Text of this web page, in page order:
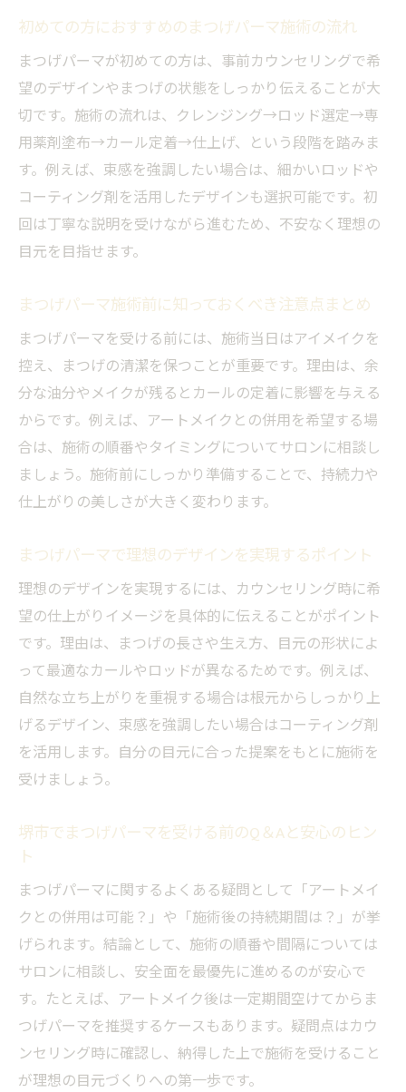
い安全性
な併用法
まつげパーマ後にアートを受ける最適なタ
イミング
施術後のケアでまつげパーマのリスクを最
小限に
アート施術とまつげパーマの注意点と体験
談紹介
心得
堺市で叶えるまつげパーマの選び方
まつげパーマ初心者必見のサロン選びのチ
ェックポイント
堺市で安くて評判の良いまつげパーマサロ
ンの特徴
自分に合うまつげパーマを選ぶための比較
ポイント
める方法
堺市のまつげパーマ事情と最新トレンドを
紹介
まつげパーマで後悔しないための事前リサ
ーチ法
まつ毛パーマとパリジェンヌの違いとは
まつげパーマとパリジェンヌの仕上がりを
徹底比較
ている？
違いを解説
自分の目元に合う施術はまつげパーマorパ
リジェンヌ？
まつげパーマとパリジェンヌのメリット・
デメリット
堺市で受けられるまつげパーマとパリジェ
ンヌの選び方
初めての方におすすめのまつげパーマ施術の流れ
まつげパーマが初めての方は、事前カウンセリングで希
望のデザインやまつげの状態をしっかり伝えることが大
切です。施術の流れは、クレンジング→ロッド選定→専
用薬剤塗布→カール定着→仕上げ、という段階を踏みま
す。例えば、束感を強調したい場合は、細かいロッドや
コーティング剤を活用したデザインも選択可能です。初
回は丁寧な説明を受けながら進むため、不安なく理想の
目元を目指せます。
まつげパーマ施術前に知っておくべき注意点まとめ
まつげパーマを受ける前には、施術当日はアイメイクを
控え、まつげの清潔を保つことが重要です。理由は、余
分な油分やメイクが残るとカールの定着に影響を与える
からです。例えば、アートメイクとの併用を希望する場
合は、施術の順番やタイミングについてサロンに相談し
ましょう。施術前にしっかり準備することで、持続力や
仕上がりの美しさが大きく変わります。
まつげパーマで理想のデザインを実現するポイント
理想のデザインを実現するには、カウンセリング時に希
望の仕上がりイメージを具体的に伝えることがポイント
です。理由は、まつげの長さや生え方、目元の形状によ
って最適なカールやロッドが異なるためです。例えば、
自然な立ち上がりを重視する場合は根元からしっかり上
げるデザイン、束感を強調したい場合はコーティング剤
を活用します。自分の目元に合った提案をもとに施術を
受けましょう。
堺市でまつげパーマを受ける前のQ＆Aと安心のヒン
ト
まつげパーマに関するよくある疑問として「アートメイ
クとの併用は可能？」や「施術後の持続期間は？」が挙
げられます。結論として、施術の順番や間隔については
サロンに相談し、安全面を最優先に進めるのが安心で
す。たとえば、アートメイク後は一定期間空けてからま
つげパーマを推奨するケースもあります。疑問点はカウ
ンセリング時に確認し、納得した上で施術を受けること
が理想の目元づくりへの第一歩です。